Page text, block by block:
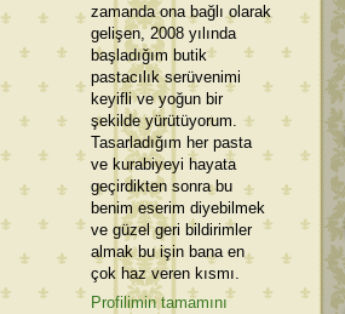
zamanda ona bağlı olarak
gelişen, 2008 yılında
başladığım butik
pastacılık serüvenimi
keyifli ve yoğun bir
şekilde yürütüyorum.
Tasarladığım her pasta
ve kurabiyeyi hayata
geçirdikten sonra bu
benim eserim diyebilmek
ve güzel geri bildirimler
almak bu işin bana en
çok haz veren kısmı.
Profilimin tamamını